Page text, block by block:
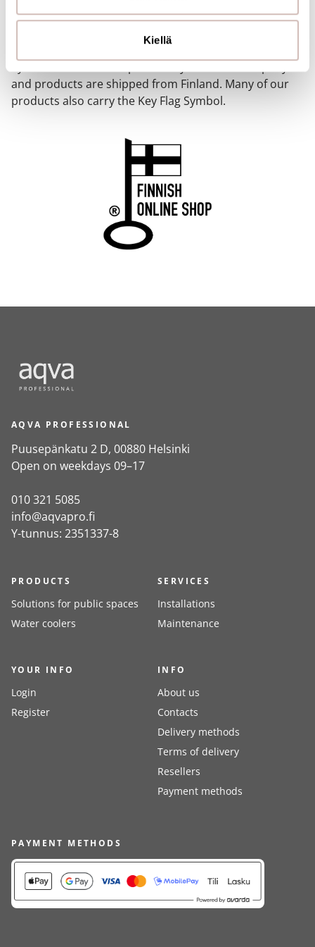
Kiellä
FINNISH ONLINE SHOP
and products are shipped from Finland. Many of our
products also carry the Key Flag Symbol.
AQVA PROFESSIONAL
Puusepänkatu 2 D, 00880 Helsinki
Open on weekdays 09–17
010 321 5085
info@aqvapro.fi
Y-tunnus: 2351337-8
PRODUCTS
Solutions for public spaces
Water coolers
SERVICES
Installations
Maintenance
YOUR INFO
Login
Register
INFO
About us
Contacts
Delivery methods
Terms of delivery
Resellers
Payment methods
PAYMENT METHODS